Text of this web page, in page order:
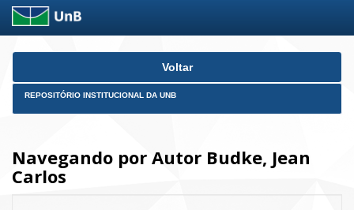
Skip
Voltar
REPOSITÓRIO INSTITUCIONAL DA UNB
Navegando por Autor Budke, Jean
Carlos